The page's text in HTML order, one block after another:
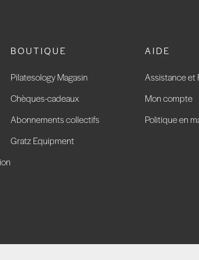
BOUTIQUE
Pilatesology Magasin
Chèques-cadeaux
Abonnements collectifs
Gratz Equipment
AIDE
Assistance et
Mon compte
Politique en